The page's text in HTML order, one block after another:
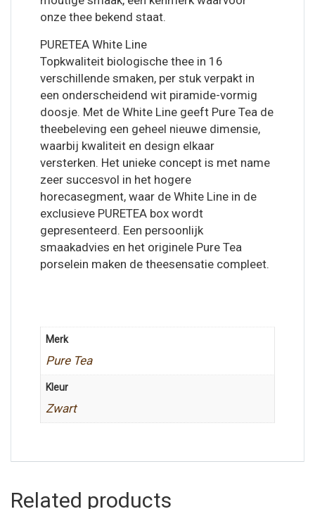
onze thee bekend staat.
PURETEA White Line
Topkwaliteit biologische thee in 16
verschillende smaken, per stuk verpakt in
een onderscheidend wit piramide-vormig
doosje. Met de White Line geeft Pure Tea de
theebeleving een geheel nieuwe dimensie,
waarbij kwaliteit en design elkaar
versterken. Het unieke concept is met name
zeer succesvol in het hogere
horecasegment, waar de White Line in de
exclusieve PURETEA box wordt
gepresenteerd. Een persoonlijk
smaakadvies en het originele Pure Tea
porselein maken de theesensatie compleet.
Merk
Pure Tea
Kleur
Zwart
Related products